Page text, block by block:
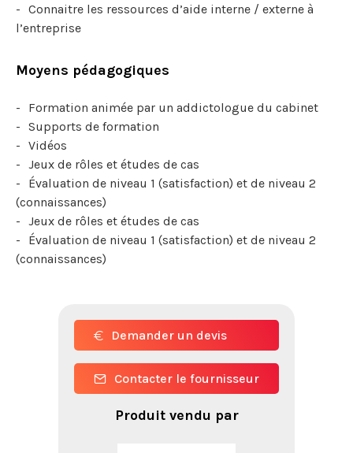
Connaitre les ressources d’aide interne / externe à
l’entreprise
Moyens pédagogiques
Formation animée par un addictologue du cabinet
Supports de formation
Vidéos
Jeux de rôles et études de cas
Évaluation de niveau 1 (satisfaction) et de niveau 2
(connaissances)
Jeux de rôles et études de cas
Évaluation de niveau 1 (satisfaction) et de niveau 2
(connaissances)
Demander un devis
Contacter le fournisseur
Produit vendu par